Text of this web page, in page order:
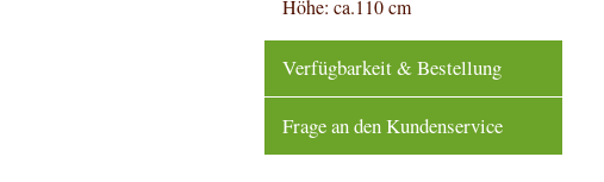
Höhe: ca.110 cm
Verfügbarkeit & Bestellung
Frage an den Kundenservice